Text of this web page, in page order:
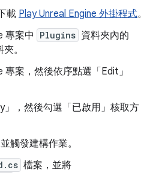
載 Play Unreal Engine 外掛程式。
專案中
Plugins 資料夾內的
。
專案，然後依序點選「Edit」
，然後勾選「已啟用」 核取方
觸發建構作業。
檔案，並將